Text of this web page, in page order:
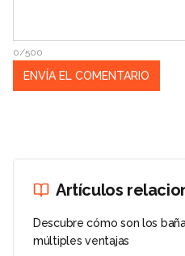
0/500
Artículos
Descubre cómo son los
múltiples ventajas